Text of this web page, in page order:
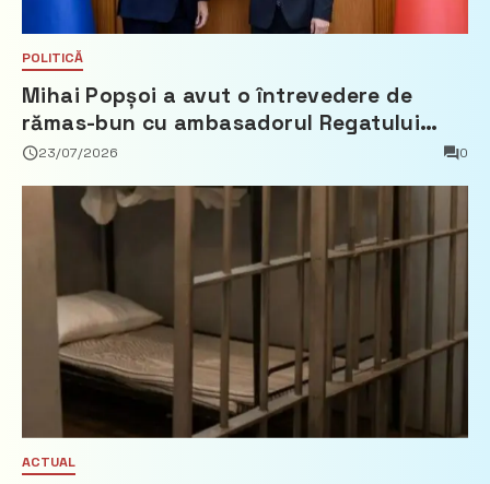
POLITICĂ
Mihai Popșoi a avut o întrevedere de
rămas-bun cu ambasadorul Regatului
Țărilor de Jos, Fred Duijn
23/07/2026 0
ACTUAL